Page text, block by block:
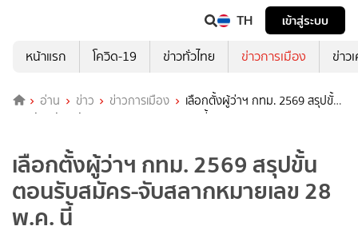
TH
เข้าสู่ระบบ
หน้าแรก
โควิด-19 ข่าวทั่วไทย ข่าวการเมือง ข่าว
อ่าน ข่าว ข่าวการเมือง
เลือกตั้งผู้ว่าฯ กทม. 2569 สรุปขั้น
ตอนรับสมัคร-จับสลากหมายเลข 28 พ.ค. นี้
เลือกตั้งผู้ว่าฯ กทม. 2569 สรุปขั้น
ตอนรับสมัคร-จับสลากหมายเลข 28
พ.ค. นี้